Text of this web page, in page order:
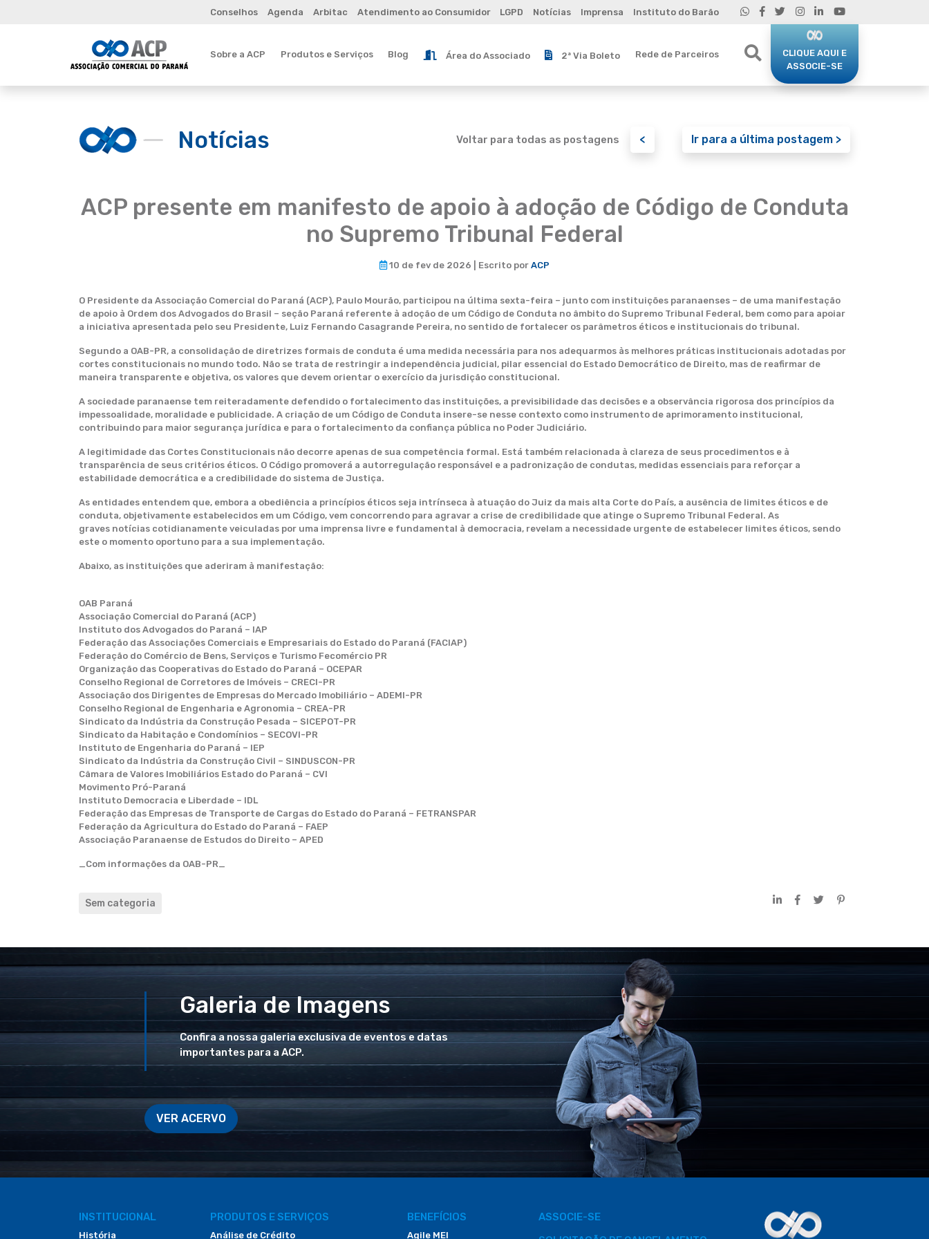
Conselhos Agenda Arbitac Atendimento ao Consumidor LGPD Notícias Imprensa Instituto do Barão
Sobre a ACP Produtos e Serviços Blog Área do Associado 2ª Via Boleto Rede de Parceiros
CLIQUE AQUI E
ASSOCIE-SE
Notícias Voltar para todas as postagens < Ir para a última postagem >
ACP presente em manifesto de apoio à adoção de Código de Conduta
no Supremo Tribunal Federal
10 de fev de 2026 | Escrito por ACP
O Presidente da Associação Comercial do Paraná (ACP), Paulo Mourão, participou na última sexta-feira – junto com instituições paranaenses – de uma manifestação
de apoio à Ordem dos Advogados do Brasil – seção Paraná referente à adoção de um Código de Conduta no âmbito do Supremo Tribunal Federal, bem como para apoiar
a iniciativa apresentada pelo seu Presidente, Luiz Fernando Casagrande Pereira, no sentido de fortalecer os parâmetros éticos e institucionais do tribunal.
Segundo a OAB-PR, a consolidação de diretrizes formais de conduta é uma medida necessária para nos adequarmos às melhores práticas institucionais adotadas por
cortes constitucionais no mundo todo. Não se trata de restringir a independência judicial, pilar essencial do Estado Democrático de Direito, mas de reafirmar de
maneira transparente e objetiva, os valores que devem orientar o exercício da jurisdição constitucional.
A sociedade paranaense tem reiteradamente defendido o fortalecimento das instituições, a previsibilidade das decisões e a observância rigorosa dos princípios da
impessoalidade, moralidade e publicidade. A criação de um Código de Conduta insere-se nesse contexto como instrumento de aprimoramento institucional,
contribuindo para maior segurança jurídica e para o fortalecimento da confiança pública no Poder Judiciário.
A legitimidade das Cortes Constitucionais não decorre apenas de sua competência formal. Está também relacionada à clareza de seus procedimentos e à
transparência de seus critérios éticos. O Código promoverá a autorregulação responsável e a padronização de condutas, medidas essenciais para reforçar a
estabilidade democrática e a credibilidade do sistema de Justiça.
As entidades entendem que, embora a obediência a princípios éticos seja intrínseca à atuação do Juiz da mais alta Corte do País, a ausência de limites éticos e de
conduta, objetivamente estabelecidos em um Código, vem concorrendo para agravar a crise de credibilidade que atinge o Supremo Tribunal Federal. As
graves notícias cotidianamente veiculadas por uma imprensa livre e fundamental à democracia, revelam a necessidade urgente de estabelecer limites éticos, sendo
este o momento oportuno para a sua implementação.
Abaixo, as instituições que aderiram à manifestação:
OAB Paraná
Associação Comercial do Paraná (ACP)
Instituto dos Advogados do Paraná – IAP
Federação das Associações Comerciais e Empresariais do Estado do Paraná (FACIAP)
Federação do Comércio de Bens, Serviços e Turismo Fecomércio PR
Organização das Cooperativas do Estado do Paraná – OCEPAR
Conselho Regional de Corretores de Imóveis – CRECI-PR
Associação dos Dirigentes de Empresas do Mercado Imobiliário – ADEMI-PR
Conselho Regional de Engenharia e Agronomia – CREA-PR
Sindicato da Indústria da Construção Pesada – SICEPOT-PR
Sindicato da Habitação e Condomínios – SECOVI-PR
Instituto de Engenharia do Paraná – IEP
Sindicato da Indústria da Construção Civil – SINDUSCON-PR
Câmara de Valores Imobiliários Estado do Paraná – CVI
Movimento Pró-Paraná
Instituto Democracia e Liberdade – IDL
Federação das Empresas de Transporte de Cargas do Estado do Paraná – FETRANSPAR
Federação da Agricultura do Estado do Paraná – FAEP
Associação Paranaense de Estudos do Direito – APED
_Com informações da OAB-PR_
Sem categoria
Galeria de Imagens
Confira a nossa galeria exclusiva de eventos e datas
importantes para a ACP.
VER ACERVO
INSTITUCIONAL
História
PRODUTOS E SERVIÇOS
Análise de Crédito
BENEFÍCIOS
Agile MEI
ASSOCIE-SE